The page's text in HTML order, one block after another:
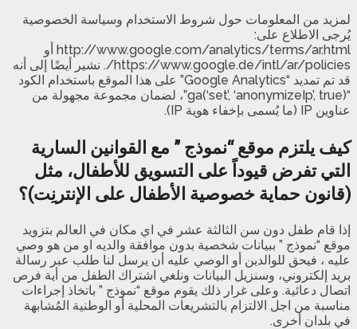
لمزيد من المعلومات حول شروط الاستخدام وسياسة الخصوصية
يُرجى الاطلاع على:
http://www.google.com/analytics/terms/ar.html أو
https://www.google.de/intl/ar/policies/. نشير أيضًا إلى أنه
قد تم تمديد “Google Analytics” على هذا الموقع باستخدام الكود
“ga(‘set’, ‘anonymizeIp’, true)”، لضمان مجموعة مجهولة من
عناوين IP (ما يُسمى بإخفاء هوية IP).
كيف يلتزم موقع “نموذج ” مع القوانين السارية
التي تفرض قيوداً على التسويق للأطفال، مثل
(قانون حماية خصوصية الأطفال على الإنترنِت)؟
إذا قام طفل دون سن الثالثة عشر في اي مكان في العالم بتزويد
موقع “نموذج ” ببيانات شخصية بدون موافقة والديه او من هو وصي
عليه ، فيحق للوالدين أو الوصي عليه أن يرسل لنا طلب عبر رسالة
بريد إلكتروني، وسنزيل البيانات ونلغي اشتراك الطفل من أية فرص
اتصال دعائية. وعلى غرار ذلك يقوم موقع “نموذج ” باتخاذ إجراءات
مناسبة من اجل الالتزام بالتشريعات المحلية أو الوطنية المُشابهة
في بلدان أخرى.